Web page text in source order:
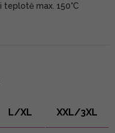
max. 150°C
L/XL XXL/3XL